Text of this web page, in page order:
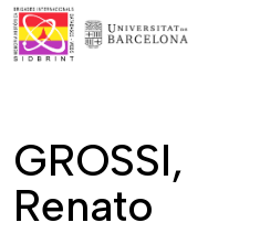
GROSSI,
Renato